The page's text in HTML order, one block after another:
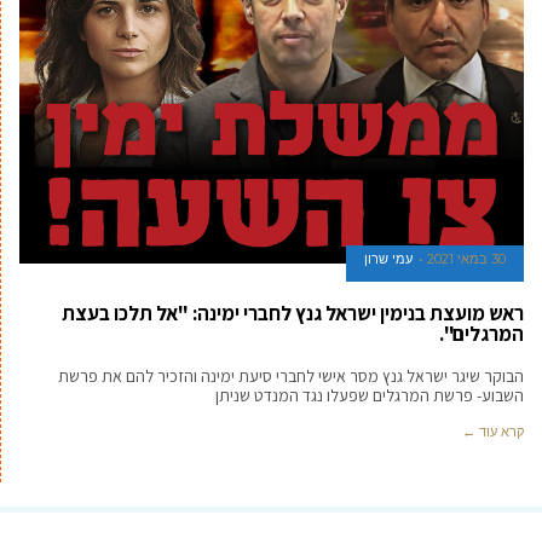
30 במאי 2021 עמי שרון
ראש מועצת בנימין ישראל גנץ לחברי ימינה: "אל תלכו בעצת
המרגלים".
הבוקר שיגר ישראל גנץ מסר אישי לחברי סיעת ימינה והזכיר להם את פרשת
השבוע- פרשת המרגלים שפעלו נגד המנדט שניתן
קרא עוד ←